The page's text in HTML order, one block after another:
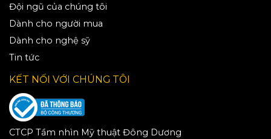
Đội ngũ của chúng tôi
Dành cho người mua
Dành cho nghệ sỹ
Tin tức
KẾT NỐI VỚI CHÚNG TÔI
CTCP Tầm nhìn Mỹ thuật Đông Dương